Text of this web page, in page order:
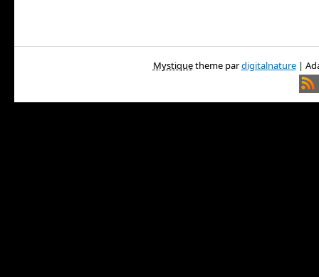
Mystiquetheme pardigitalnature|